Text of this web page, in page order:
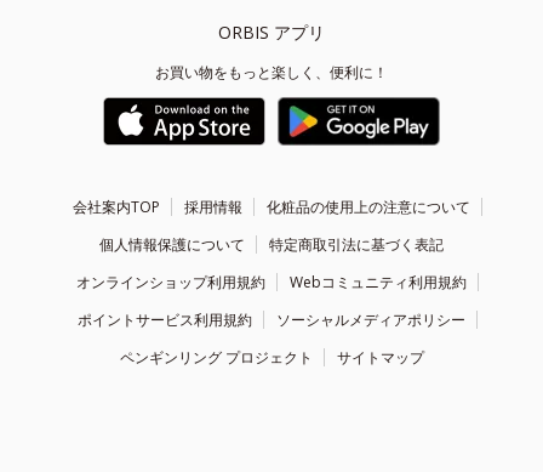
ORBIS アプリ
お買い物をもっと楽しく、便利に！
会社案内TOP 採用情報
化粧品の使用上の注意について
個人情報保護について
特定商取引法に基づく表記
オンラインショップ利用規約
Webコミュニティ利用規約
ポイントサービス利用規約
ソーシャルメディアポリシー
ペンギンリング プロジェクト
サイトマップ